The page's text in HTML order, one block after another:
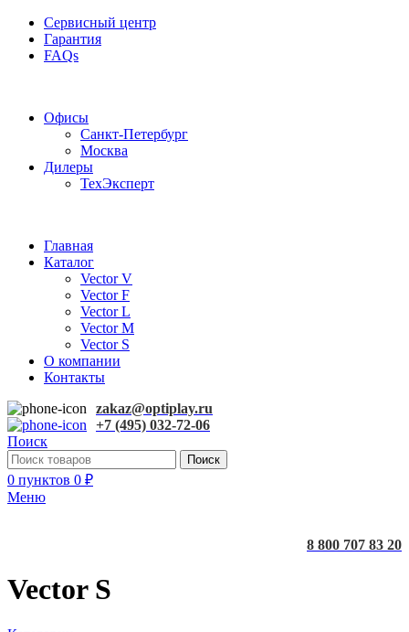
Сервисный центр
Гарантия
FAQs
Офисы
Санкт-Петербург
Москва
Дилеры
ТехЭксперт
Главная
Каталог
Vector V
Vector F
Vector L
Vector M
Vector S
О компании
Контакты
zakaz@optiplay.ru
+7 (495) 032-72-06
Поиск
Поиск
0 пунктов 0 ₽
Меню
8 800 707 83 20
Vector S